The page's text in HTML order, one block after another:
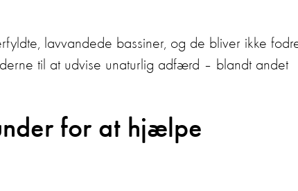
lavvandede bassiner, og de bliver ikke
til at udvise unaturlig adfærd – blandt andet
for at hjælpe